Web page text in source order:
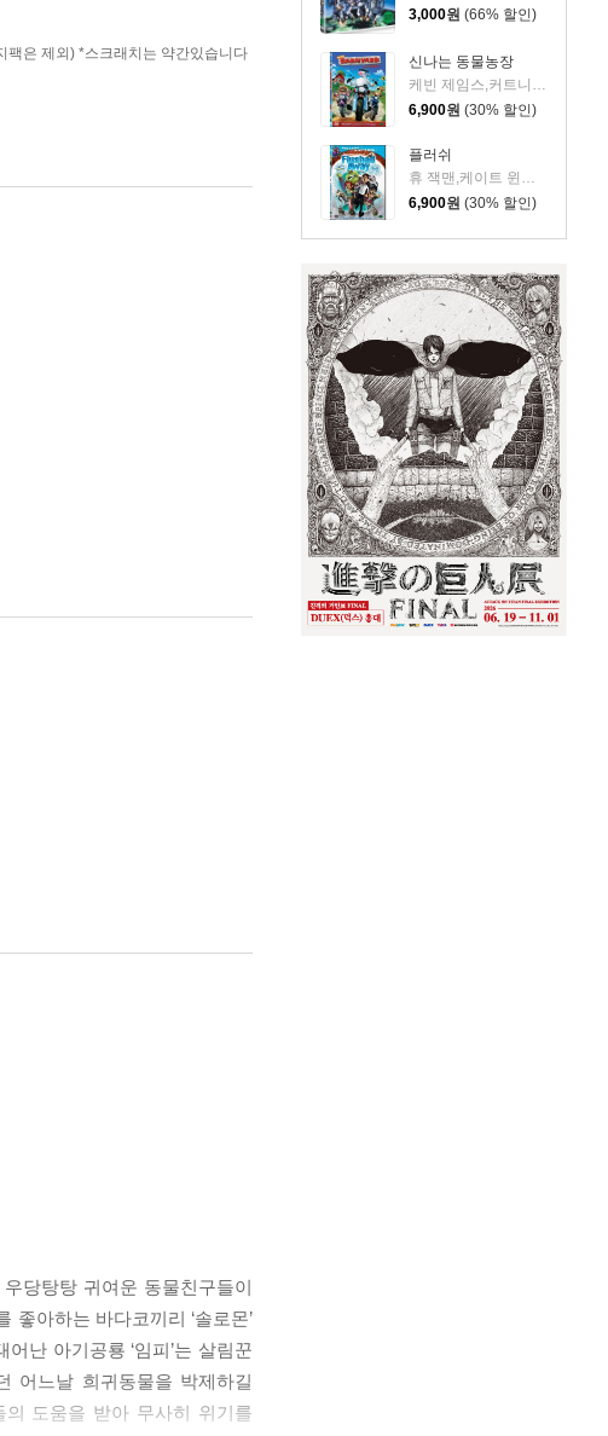
3,000원 (66% 할인)
신나는 동물농장
케빈 제임스,커트니 콕스,샘 엘리어트,대니 글로버
6,900원 (30% 할인)
플러쉬
휴 잭맨,케이트 윈슬렛,이안 맥컬렌,앤디 서키스,장 르노
6,900원 (30% 할인)
팩은 제외) *스크래치는 약간있습니다
당탕탕 귀여운 동물친구들이
좋아하는 바다코끼리 ‘솔로몬’
난 아기공룡 ‘임피’는 살림꾼
어느날 희귀동물을 박제하길
도움을 받아 무사히 위기를